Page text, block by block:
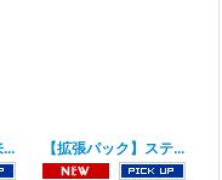
【拡張パック】未来の一閃 [SV4M] 【拡張パック】ステラミラクル